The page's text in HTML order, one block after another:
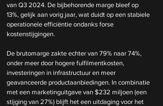
van Q3 2024. De bijbehorende marge bleef op
13%, gelijk aan vorig jaar, wat duidt op een stabiele
operationele efficiëntie ondanks forse
kostenstijgingen.
De brutomarge zakte echter van 79% naar 74%,
onder meer door hogere fulfilmentkosten,
investeringen in infrastructuur en meer
geavanceerde productaanbiedingen. In combinatie
met een marketinguitgave van $232 miljoen (een
stijging van 27%) blijft het een uitdaging voor het